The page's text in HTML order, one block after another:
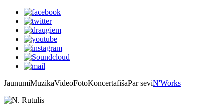
JaunumiMūzikaVideoFotoKoncertafišaPar seviN'Works